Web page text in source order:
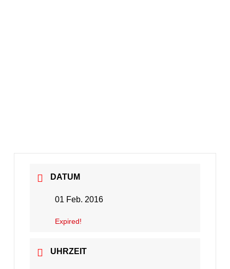
DATUM
01 Feb. 2016
Expired!
UHRZEIT